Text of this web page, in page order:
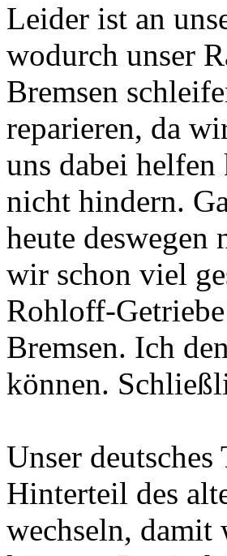
Leider ist an
wodurch unser
Bremsen
reparieren, da
uns dabei
nicht hindern.
heute deswegen
wir schon viel
Rohloff-
Bremsen. Ich
können.
Unser deutsches
Hinterteil des
wechseln, damit